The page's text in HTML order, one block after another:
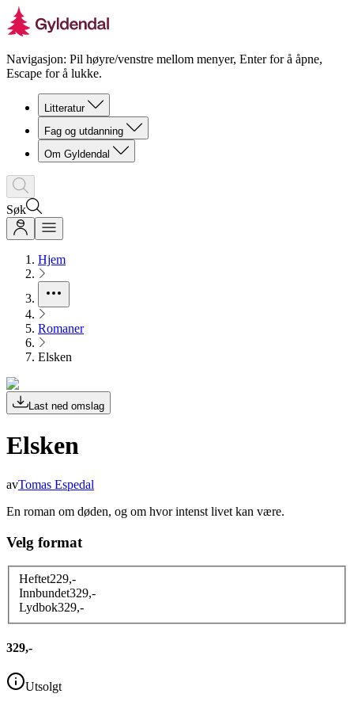
Navigasjon: Pil høyre/venstre mellom menyer, Enter for å åpne,
Escape for å lukke.
Litteratur
Fag og utdanning
Om Gyldendal
Søk
Hjem
Romaner
Elsken
Last ned omslag
Elsken
avTomas Espedal
En roman om døden, og om hvor intenst livet kan være.
Velg format
Heftet229,-
Innbundet329,-
Lydbok329,-
329,-
Utsolgt